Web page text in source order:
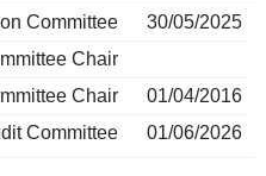
Committee
30/05/2025
Chair
Chair
01/04/2016
Committee
01/06/2026